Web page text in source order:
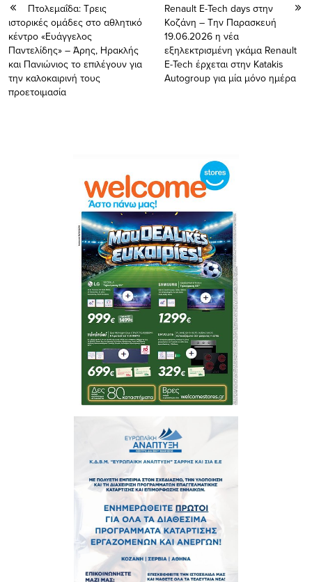
Πτολεμαΐδα: Τρεις
ιστορικές ομάδες στο αθλητικό
κέντρο «Ευάγγελος
Παντελίδης» – Άρης, Ηρακλής
και Πανιώνιος το επιλέγουν για
την καλοκαιρινή τους
προετοιμασία
Renault E-Tech days στην
Κοζάνη – Την Παρασκευή
19.06.2026 η νέα
εξηλεκτρισμένη γκάμα Renault
E-Tech έρχεται στην Katakis
Autogroup για μία μόνο ημέρα